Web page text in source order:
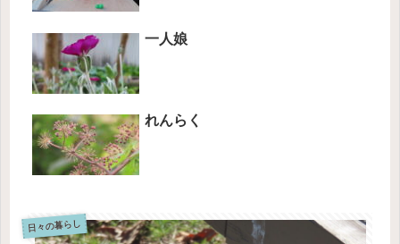
一人娘
れんらく
日々の暮らし